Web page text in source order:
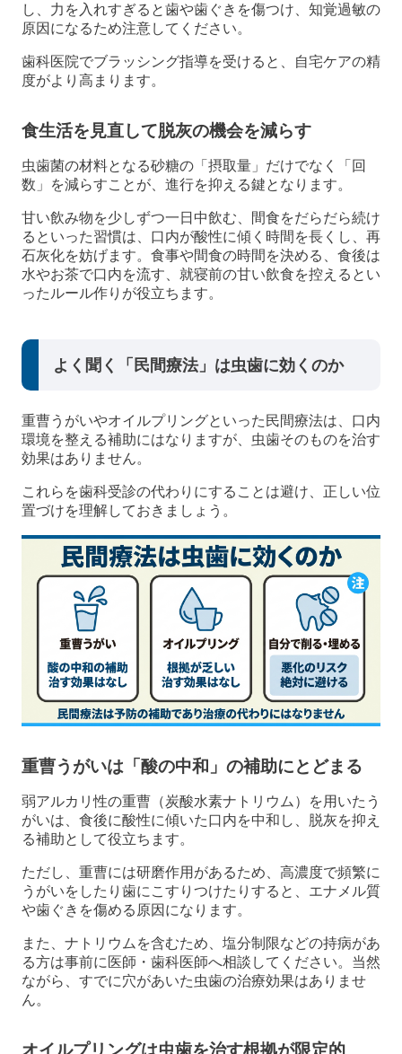
し、力を入れすぎると歯や歯ぐきを傷つけ、知覚過敏の
原因になるため注意してください。
歯科医院でブラッシング指導を受けると、自宅ケアの精
度がより高まります。
食生活を見直して脱灰の機会を減らす
虫歯菌の材料となる砂糖の「摂取量」だけでなく「回
数」を減らすことが、進行を抑える鍵となります。
甘い飲み物を少しずつ一日中飲む、間食をだらだら続け
るといった習慣は、口内が酸性に傾く時間を長くし、再
石灰化を妨げます。食事や間食の時間を決める、食後は
水やお茶で口内を流す、就寝前の甘い飲食を控えるとい
ったルール作りが役立ちます。
よく聞く「民間療法」は虫歯に効くのか
重曹うがいやオイルプリングといった民間療法は、口内
環境を整える補助にはなりますが、虫歯そのものを治す
効果はありません。
これらを歯科受診の代わりにすることは避け、正しい位
置づけを理解しておきましょう。
重曹うがいは「酸の中和」の補助にとどまる
弱アルカリ性の重曹（炭酸水素ナトリウム）を用いたう
がいは、食後に酸性に傾いた口内を中和し、脱灰を抑え
る補助として役立ちます。
ただし、重曹には研磨作用があるため、高濃度で頻繁に
うがいをしたり歯にこすりつけたりすると、エナメル質
や歯ぐきを傷める原因になります。
また、ナトリウムを含むため、塩分制限などの持病があ
る方は事前に医師・歯科医師へ相談してください。当然
ながら、すでに穴があいた虫歯の治療効果はありませ
ん。